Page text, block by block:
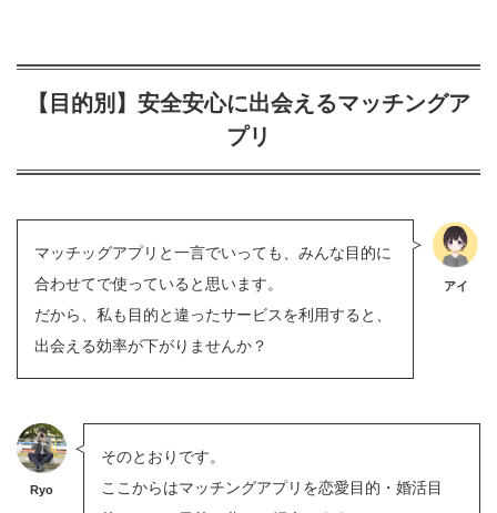
【目的別】安全安心に出会えるマッチングア
プリ
マッチッグアプリと一言でいっても、みんな目的に
合わせてで使っていると思います。
だから、私も目的と違ったサービスを利用すると、
出会える効率が下がりませんか？
アイ
Ryo
そのとおりです。
ここからはマッチングアプリを恋愛目的・婚活目